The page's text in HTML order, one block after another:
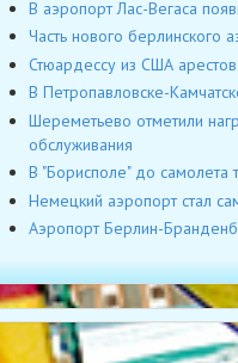
В аэропорт Лас-Вегаса
Часть нового берлинского
Стюардессу из США
В Петропавловске-
Шереметьево отметили
обслуживания
В "Борисполе" до самолета
Немецкий аэропорт стал
Аэропорт Берлин-